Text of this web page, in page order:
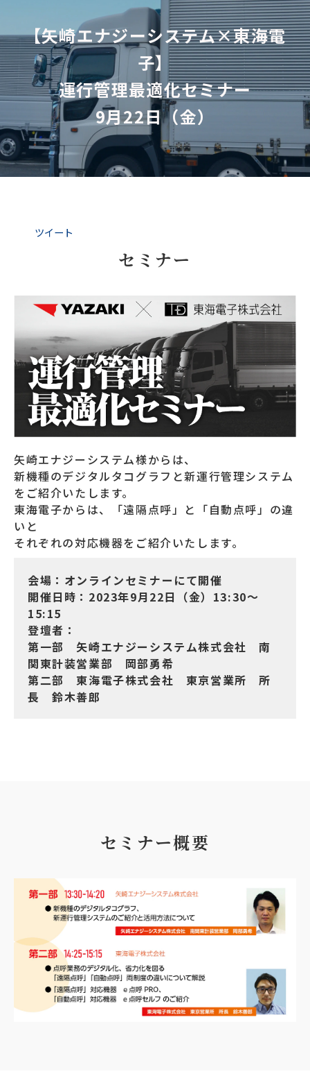
【矢崎エナジーシステム×東海電
子】
運行管理最適化セミナー
9月22日（金）
ツイート
セミナー
矢崎エナジーシステム様からは、
新機種のデジタルタコグラフと新運行管理システム
をご紹介いたします。
東海電子からは、「遠隔点呼」と「自動点呼」の違
いと
それぞれの対応機器をご紹介いたします。
会場：オンラインセミナーにて開催
開催日時：2023年9月22日（金）13:30～
15:15
登壇者：
第一部 矢崎エナジーシステム株式会社 南
関東計装営業部 岡部勇希
第二部 東海電子株式会社 東京営業所 所
長 鈴木善郎
セミナー概要